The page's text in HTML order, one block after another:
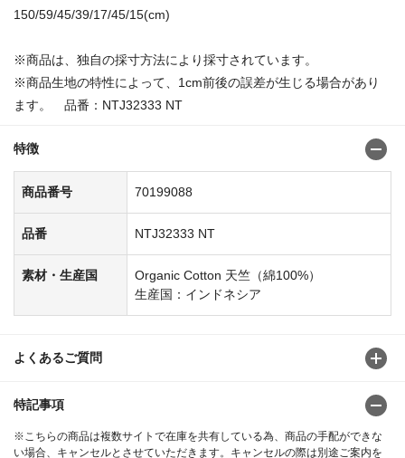
150/59/45/39/17/45/15(cm)
※商品は、独自の採寸方法により採寸されています。
※商品生地の特性によって、1cm前後の誤差が生じる場合があり
ます。 品番：NTJ32333 NT
特徴
商品番号 70199088
品番 NTJ32333 NT
素材・生産国
Organic Cotton 天竺（綿100%）
生産国：インドネシア
よくあるご質問
特記事項
※こちらの商品は複数サイトで在庫を共有している為、商品の手配ができな
い場合、キャンセルとさせていただきます。キャンセルの際は別途ご案内を